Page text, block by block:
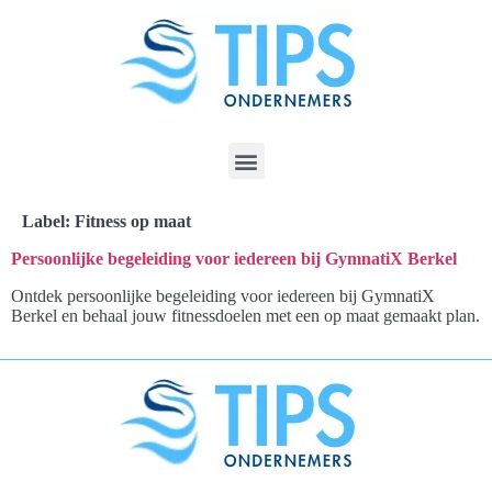
Label: Fitness op maat
Persoonlijke begeleiding voor iedereen bij GymnatiX Berkel
Ontdek persoonlijke begeleiding voor iedereen bij GymnatiX
Berkel en behaal jouw fitnessdoelen met een op maat gemaakt plan.